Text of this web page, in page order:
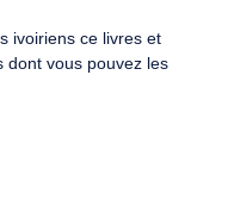
ivoiriens ce livres et
dont vous pouvez les